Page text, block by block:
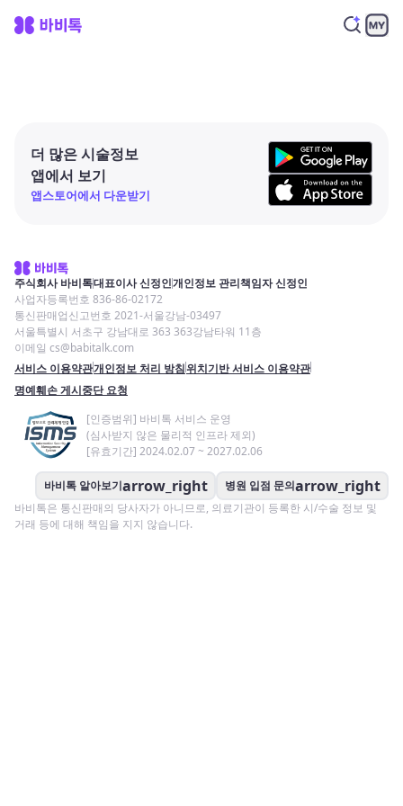
더 많은 시술정보
앱에서 보기
앱스토어에서 다운받기
주식회사 바비톡대표이사 신정인개인정보 관리책임자 신정인
사업자등록번호 836-86-02172
통신판매업신고번호 2021-서울강남-03497
서울특별시 서초구 강남대로 363 363강남타워 11층
이메일 cs@babitalk.com
서비스 이용약관개인정보 처리 방침위치기반 서비스 이용약관
명예훼손 게시중단 요청
[인증범위] 바비톡 서비스 운영
(심사받지 않은 물리적 인프라 제외)
[유효기간] 2024.02.07 ~ 2027.02.06
바비톡 알아보기arrow_right 병원 입점 문의arrow_right
바비톡은 통신판매의 당사자가 아니므로, 의료기관이 등록한 시/수술 정보 및
거래 등에 대해 책임을 지지 않습니다.